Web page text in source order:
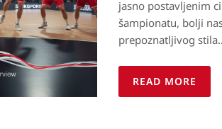
jasno postavljenim
šampionatu, bolji
prepoznatljivog
READ MORE